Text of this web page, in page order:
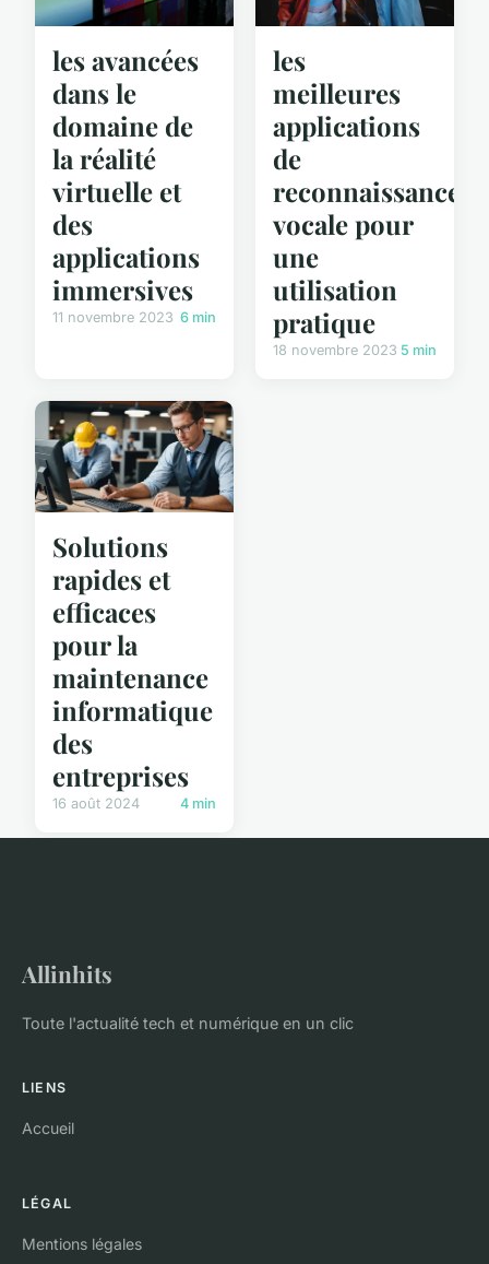
les avancées
dans le
domaine de
la réalité
virtuelle et
des
applications
immersives
11 novembre 2023 6 min
les
meilleures
applications
de
reconnaissance
vocale pour
une
utilisation
pratique
18 novembre 2023 5 min
Solutions
rapides et
efficaces
pour la
maintenance
informatique
des
entreprises
16 août 2024 4 min
Allinhits
Toute l'actualité tech et numérique en un clic
LIENS
Accueil
LÉGAL
Mentions légales